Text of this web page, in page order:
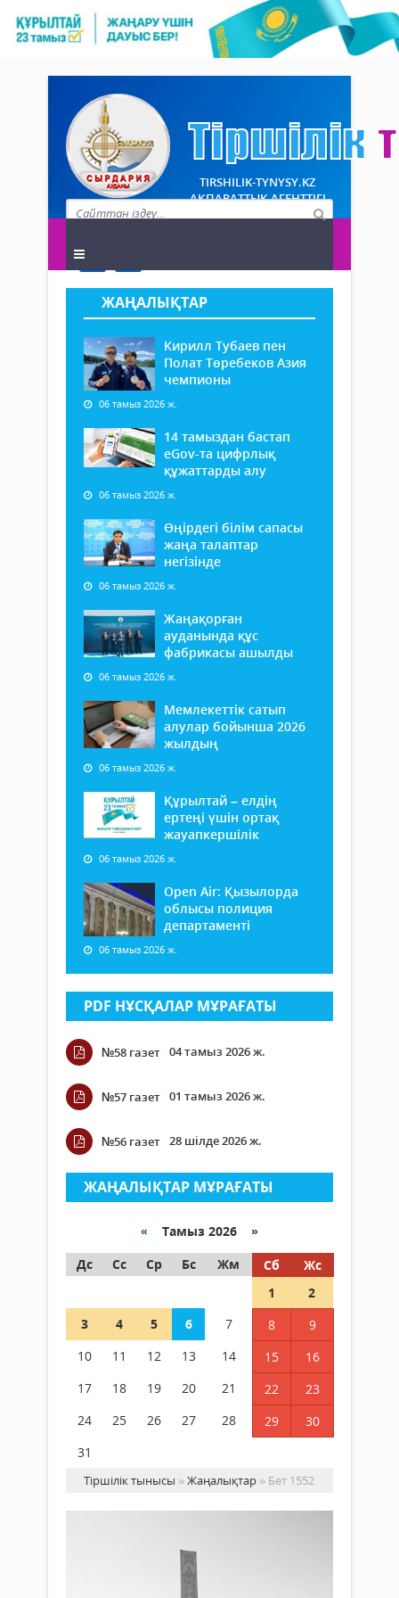
TIRSHILIK-TYNYSY.KZ
АҚПАРАТТЫҚ АГЕНТТІГІ
ЖАҢАЛЫҚТАР
Кирилл Тубаев пен
Полат Төребеков Азия
чемпионы
06 тамыз 2026 ж.
14 тамыздан бастап
еGov-та цифрлық
құжаттарды алу
06 тамыз 2026 ж.
Өңірдегі білім сапасы
жаңа талаптар
негізінде
06 тамыз 2026 ж.
Жаңақорған
ауданында құс
фабрикасы ашылды
06 тамыз 2026 ж.
Мемлекеттік сатып
алулар бойынша 2026
жылдың
06 тамыз 2026 ж.
Құрылтай – елдің
ертеңі үшін ортақ
жауапкершілік
06 тамыз 2026 ж.
Open Air: Қызылорда
облысы полиция
департаменті
06 тамыз 2026 ж.
PDF НҰСҚАЛАР МҰРАҒАТЫ
№58 газет 04 тамыз 2026 ж.
№57 газет 01 тамыз 2026 ж.
№56 газет 28 шілде 2026 ж.
ЖАҢАЛЫҚТАР МҰРАҒАТЫ
« Тамыз 2026 »
Дс
Сс Ср Бс Жм Сб
Жс
1
2
3
4 5 6 7 8
9
10
11 12 13 14 15
16
17
18 19 20 21 22
23
24
25 26 27 28 29
30
31
Тіршілік тынысы »Жаңалықтар » Бет 1552